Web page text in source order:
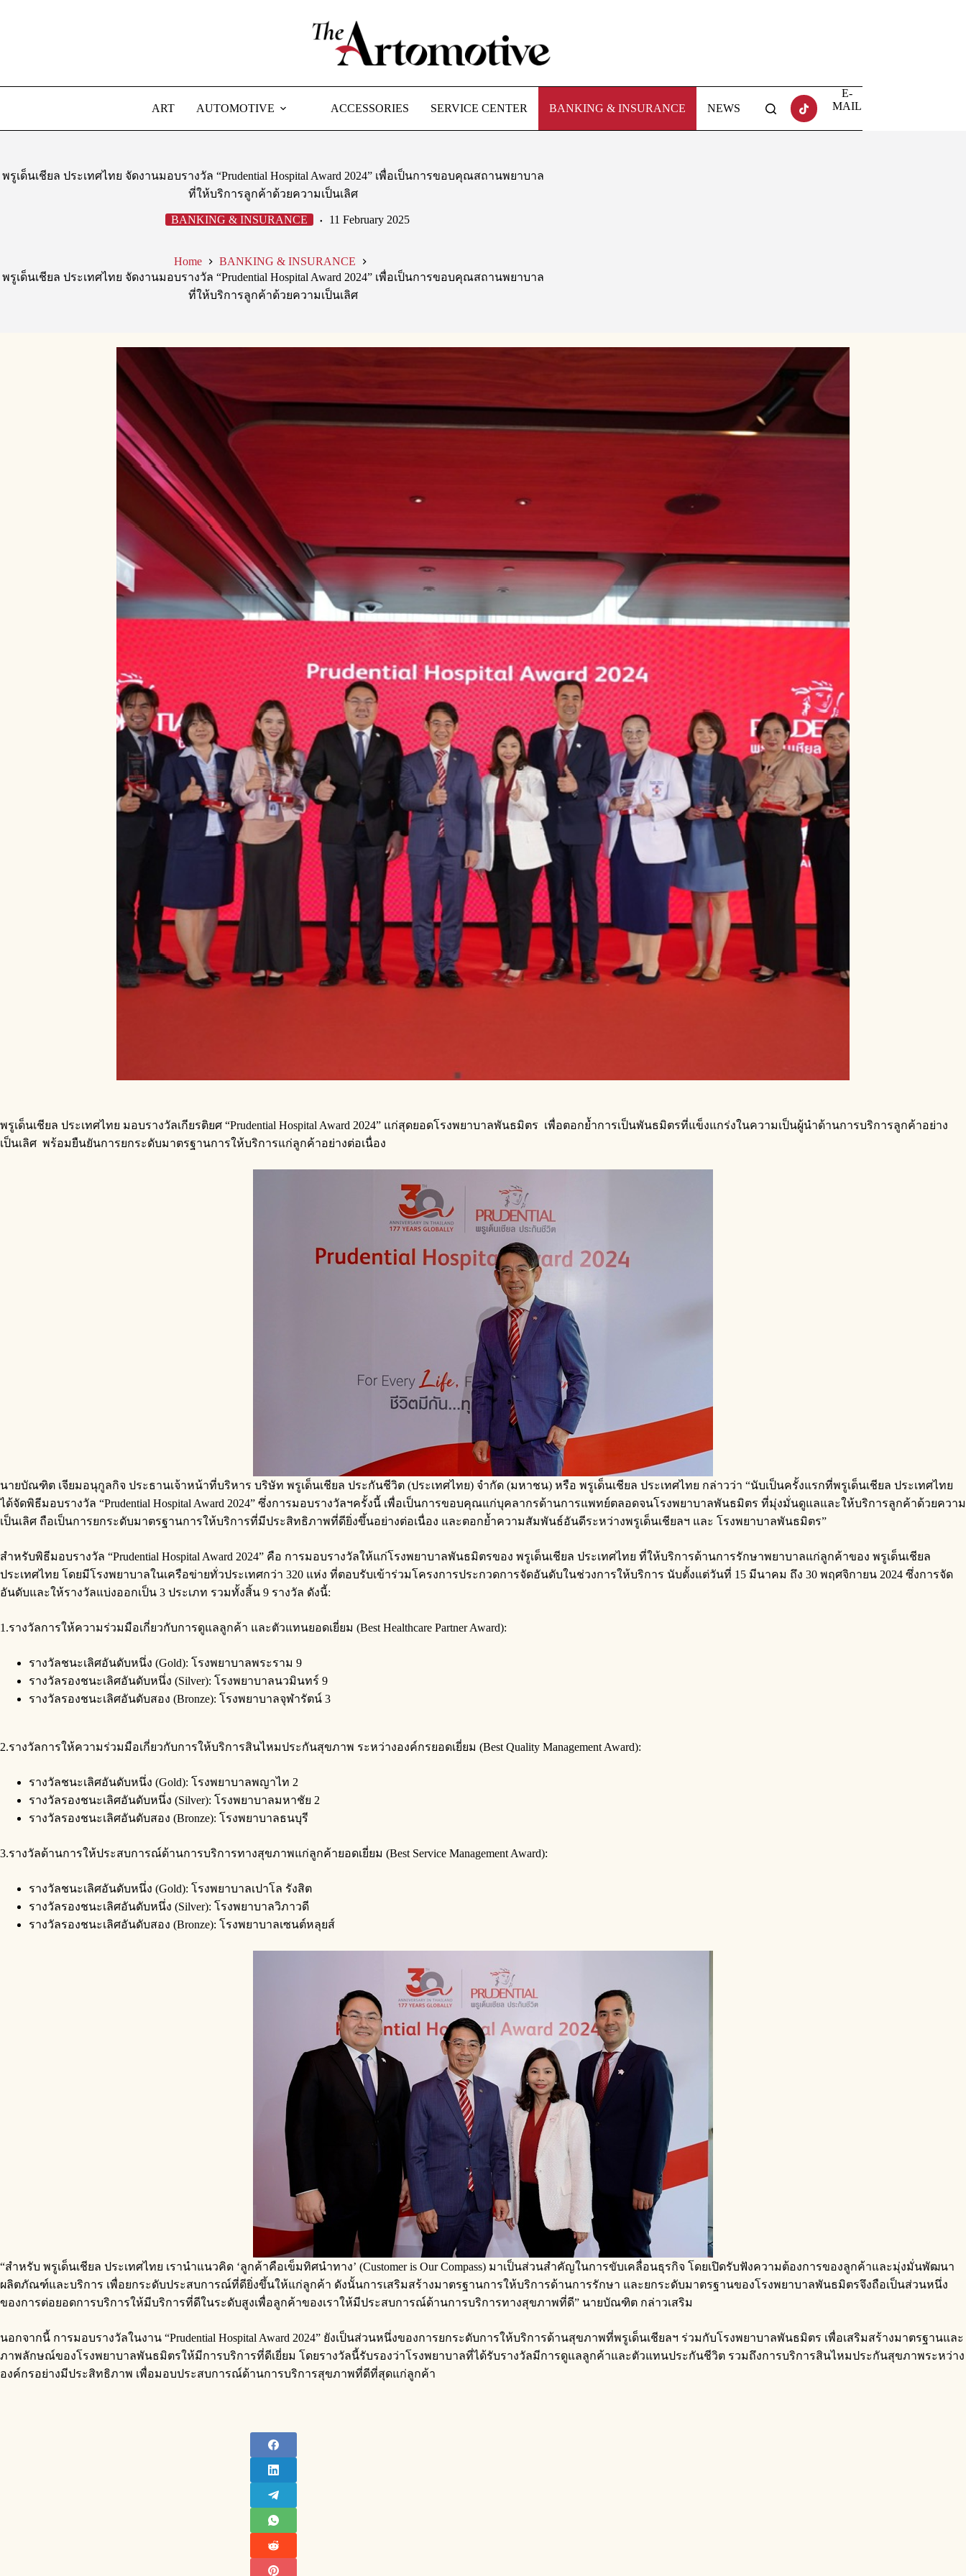
ART AUTOMOTIVE ACCESSORIES SERVICE CENTER BANKING & INSURANCE NEWS
E-
MAIL
พรูเด็นเชียล ประเทศไทย จัดงานมอบรางวัล “Prudential Hospital Award 2024” เพื่อเป็นการขอบคุณสถานพยาบาล
ที่ให้บริการลูกค้าด้วยความเป็นเลิศ
BANKING & INSURANCE 11 February 2025
Home
BANKING & INSURANCE
พรูเด็นเชียล ประเทศไทย จัดงานมอบรางวัล “Prudential Hospital Award 2024” เพื่อเป็นการขอบคุณสถานพยาบาล
ที่ให้บริการลูกค้าด้วยความเป็นเลิศ
พรูเด็นเชียล ประเทศไทย มอบรางวัลเกียรติยศ “Prudential Hospital Award 2024” แก่สุดยอดโรงพยาบาลพันธมิตร เพื่อตอกย้ำการเป็นพันธมิตรที่แข็งแกร่งในความเป็นผู้นำด้านการบริการลูกค้าอย่าง
เป็นเลิศ พร้อมยืนยันการยกระดับมาตรฐานการให้บริการแก่ลูกค้าอย่างต่อเนื่อง
นายบัณฑิต เจียมอนุกูลกิจ ประธานเจ้าหน้าที่บริหาร บริษัท พรูเด็นเชียล ประกันชีวิต (ประเทศไทย) จำกัด (มหาชน) หรือ พรูเด็นเชียล ประเทศไทย กล่าวว่า “นับเป็นครั้งแรกที่พรูเด็นเชียล ประเทศไทย
ได้จัดพิธีมอบรางวัล “Prudential Hospital Award 2024” ซึ่งการมอบรางวัลฯครั้งนี้ เพื่อเป็นการขอบคุณแก่บุคลากรด้านการแพทย์ตลอดจนโรงพยาบาลพันธมิตร ที่มุ่งมั่นดูแลและให้บริการลูกค้าด้วยความ
เป็นเลิศ ถือเป็นการยกระดับมาตรฐานการให้บริการที่มีประสิทธิภาพที่ดียิ่งขึ้นอย่างต่อเนื่อง และตอกย้ำความสัมพันธ์อันดีระหว่างพรูเด็นเชียลฯ และ โรงพยาบาลพันธมิตร”
สำหรับพิธีมอบรางวัล “Prudential Hospital Award 2024” คือ การมอบรางวัลให้แก่โรงพยาบาลพันธมิตรของ พรูเด็นเชียล ประเทศไทย ที่ให้บริการด้านการรักษาพยาบาลแก่ลูกค้าของ พรูเด็นเชียล
ประเทศไทย โดยมีโรงพยาบาลในเครือข่ายทั่วประเทศกว่า 320 แห่ง ที่ตอบรับเข้าร่วมโครงการประกวดการจัดอันดับในช่วงการให้บริการ นับตั้งแต่วันที่ 15 มีนาคม ถึง 30 พฤศจิกายน 2024 ซึ่งการจัด
อันดับและให้รางวัลแบ่งออกเป็น 3 ประเภท รวมทั้งสิ้น 9 รางวัล ดังนี้:
1.รางวัลการให้ความร่วมมือเกี่ยวกับการดูแลลูกค้า และตัวแทนยอดเยี่ยม (Best Healthcare Partner Award):
รางวัลชนะเลิศอันดับหนึ่ง (Gold): โรงพยาบาลพระราม 9
รางวัลรองชนะเลิศอันดับหนึ่ง (Silver): โรงพยาบาลนวมินทร์ 9
รางวัลรองชนะเลิศอันดับสอง (Bronze): โรงพยาบาลจุฬารัตน์ 3
2.รางวัลการให้ความร่วมมือเกี่ยวกับการให้บริการสินไหมประกันสุขภาพ ระหว่างองค์กรยอดเยี่ยม (Best Quality Management Award):
รางวัลชนะเลิศอันดับหนึ่ง (Gold): โรงพยาบาลพญาไท 2
รางวัลรองชนะเลิศอันดับหนึ่ง (Silver): โรงพยาบาลมหาชัย 2
รางวัลรองชนะเลิศอันดับสอง (Bronze): โรงพยาบาลธนบุรี
3.รางวัลด้านการให้ประสบการณ์ด้านการบริการทางสุขภาพแก่ลูกค้ายอดเยี่ยม (Best Service Management Award):
รางวัลชนะเลิศอันดับหนึ่ง (Gold): โรงพยาบาลเปาโล รังสิต
รางวัลรองชนะเลิศอันดับหนึ่ง (Silver): โรงพยาบาลวิภาวดี
รางวัลรองชนะเลิศอันดับสอง (Bronze): โรงพยาบาลเซนต์หลุยส์
“สำหรับ พรูเด็นเชียล ประเทศไทย เรานำแนวคิด ‘ลูกค้าคือเข็มทิศนำทาง’ (Customer is Our Compass) มาเป็นส่วนสำคัญในการขับเคลื่อนธุรกิจ โดยเปิดรับฟังความต้องการของลูกค้าและมุ่งมั่นพัฒนา
ผลิตภัณฑ์และบริการ เพื่อยกระดับประสบการณ์ที่ดียิ่งขึ้นให้แก่ลูกค้า ดังนั้นการเสริมสร้างมาตรฐานการให้บริการด้านการรักษา และยกระดับมาตรฐานของโรงพยาบาลพันธมิตรจึงถือเป็นส่วนหนึ่ง
ของการต่อยอดการบริการให้มีบริการที่ดีในระดับสูงเพื่อลูกค้าของเราให้มีประสบการณ์ด้านการบริการทางสุขภาพที่ดี” นายบัณฑิต กล่าวเสริม
นอกจากนี้ การมอบรางวัลในงาน “Prudential Hospital Award 2024” ยังเป็นส่วนหนึ่งของการยกระดับการให้บริการด้านสุขภาพที่พรูเด็นเชียลฯ ร่วมกับโรงพยาบาลพันธมิตร เพื่อเสริมสร้างมาตรฐานและ
ภาพลักษณ์ของโรงพยาบาลพันธมิตรให้มีการบริการที่ดีเยี่ยม โดยรางวัลนี้รับรองว่าโรงพยาบาลที่ได้รับรางวัลมีการดูแลลูกค้าและตัวแทนประกันชีวิต รวมถึงการบริการสินไหมประกันสุขภาพระหว่าง
องค์กรอย่างมีประสิทธิภาพ เพื่อมอบประสบการณ์ด้านการบริการสุขภาพที่ดีที่สุดแก่ลูกค้า